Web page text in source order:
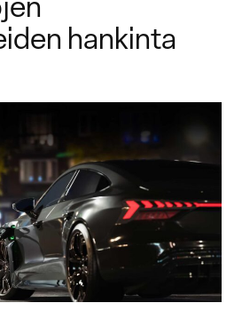
Myynti
hankinta